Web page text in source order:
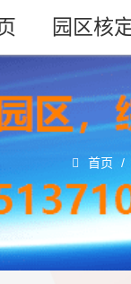
园区核
首页 /